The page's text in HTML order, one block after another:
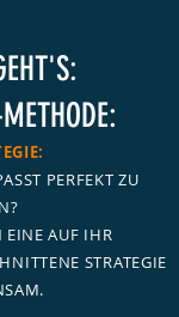
PERFEKT ZU
EINE AUF IHR
STRATEGIE